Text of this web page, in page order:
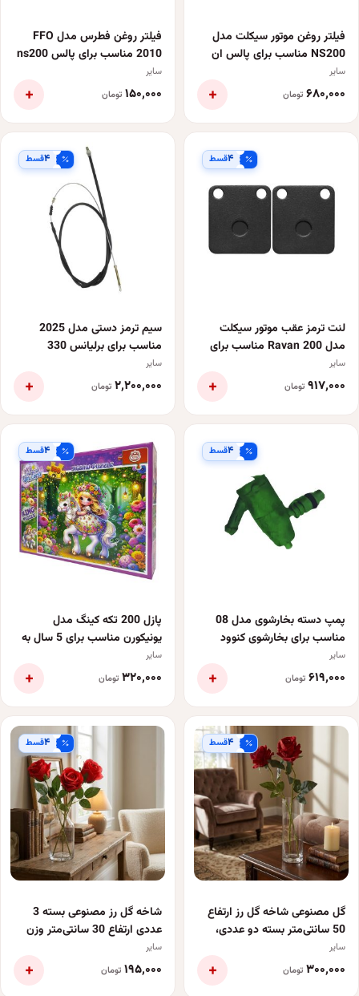
فیلتر روغن موتور سیکلت مدل
NS200 مناسب برای پالس ان
اس و آر اس
سایر
۶۸۰٬۰۰۰ تومان +
فیلتر روغن فطرس مدل FFO
2010 مناسب برای پالس ns200
سایر
۱۵۰٬۰۰۰ تومان +
۴قسط
لنت ترمز عقب موتور سیکلت
مدل Ravan 200 مناسب برای
تریل روان
سایر
۹۱۷٬۰۰۰ تومان +
۴قسط
سیم ترمز دستی مدل 2025
مناسب برای برلیانس 330
سایر
۲٬۲۰۰٬۰۰۰ تومان +
۴قسط
پمپ دسته بخارشوی مدل 08
مناسب برای بخارشوی کنوود
سایر
۶۱۹٬۰۰۰ تومان +
۴قسط
پازل 200 تکه کینگ مدل
یونیکورن مناسب برای 5 سال به
بالا
سایر
۳۲۰٬۰۰۰ تومان +
۴قسط
گل مصنوعی شاخه گل رز ارتفاع
50 سانتی‌متر بسته دو عددی،
مناسب تزیین و دکوراسیون
خانگی و اداری، وزن سبک 50
سایر
۳۰۰٬۰۰۰ تومان +
۴قسط
شاخه گل رز مصنوعی بسته 3
عددی ارتفاع 30 سانتی‌متر وزن
دکوراسیون داخلی
سایر
۱۹۵٬۰۰۰ تومان +